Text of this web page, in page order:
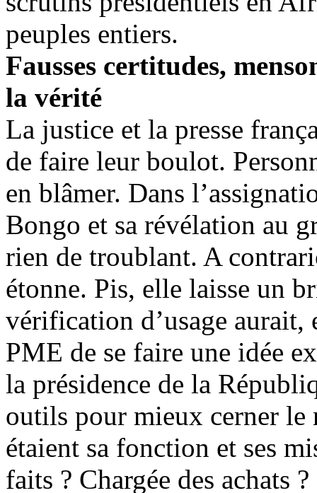
peuples entiers.
Fausses certitudes,
la vérité
La justice et la presse
de faire leur boulot.
en blâmer. Dans
Bongo et sa révélation au
rien de troublant. A
étonne. Pis, elle laisse un
vérification d’usage aurait,
PME de se faire une idée
la présidence de la
outils pour mieux cerner le
étaient sa fonction et ses
faits ? Chargée des achats